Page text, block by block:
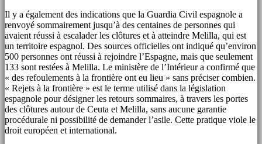
Il y a également des indications que la Guardia Civil espagnole a
renvoyé sommairement jusqu’à des centaines de personnes qui
avaient réussi à escalader les clôtures et à atteindre Melilla, qui est
un territoire espagnol. Des sources officielles ont indiqué qu’environ
500 personnes ont réussi à rejoindre l’Espagne, mais que seulement
133 sont restées à Melilla. Le ministère de l’Intérieur a confirmé que
« des refoulements à la frontière ont eu lieu » sans préciser combien.
« Rejets à la frontière » est le terme utilisé dans la législation
espagnole pour désigner les retours sommaires, à travers les portes
des clôtures autour de Ceuta et Melilla, sans aucune garantie
procédurale ni possibilité de demander l’asile. Cette pratique viole le
droit européen et international.